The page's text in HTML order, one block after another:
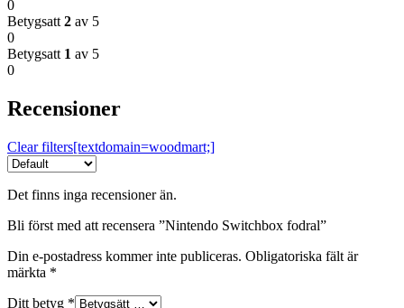
0
Betygsatt 2 av 5
0
Betygsatt 1 av 5
0
Recensioner
Clear filters[textdomain=woodmart;]
Det finns inga recensioner än.
Bli först med att recensera ”Nintendo Switchbox fodral”
Din e-postadress kommer inte publiceras. Obligatoriska fält är
märkta *
Ditt betyg *